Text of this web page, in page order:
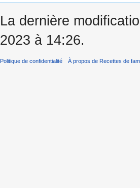
La dernière
2023 à 14:26.
Politique de confidentialité À propos de Recettes de